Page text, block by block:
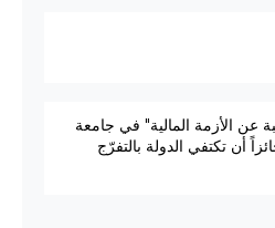
عن الأزمة المالية" في جامعة
أن تكتفي الدولة بالتفرّج